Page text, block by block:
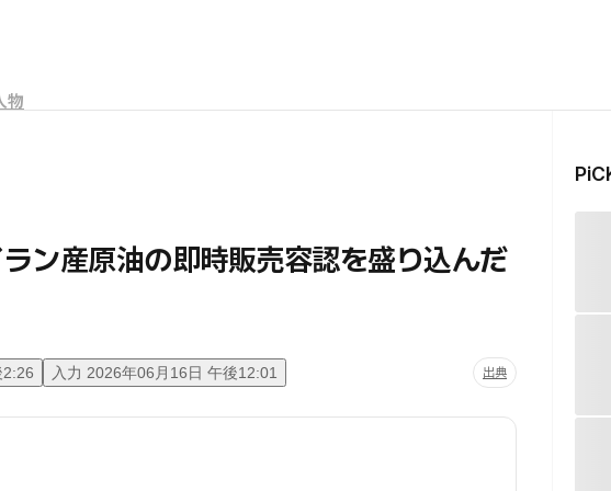
物
ン産原油の即時販売容認を盛り込んだ
入力 2026年06月16日 午後12:01 出典